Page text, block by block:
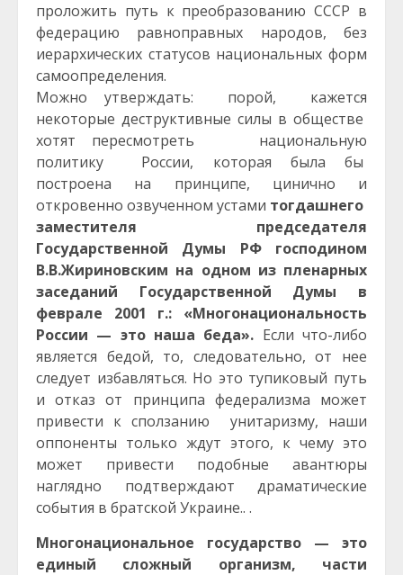
проложить путь к преобразованию СССР в
федерацию равноправных народов, без
иерархических статусов национальных форм
самоопределения.
Можно утверждать: порой, кажется
некоторые деструктивные силы в обществе
хотят пересмотреть национальную
политику России, которая была бы
построена на принципе, цинично и
откровенно озвученном устами тогдашнего
заместителя председателя
Государственной Думы РФ господином
В.В.Жириновским на одном из пленарных
заседаний Государственной Думы в
феврале 2001 г.: «Многонациональность
России — это наша беда». Если что-либо
является бедой, то, следовательно, от нее
следует избавляться. Но это тупиковый путь
и отказ от принципа федерализма может
привести к сползанию унитаризму, наши
оппоненты только ждут этого, к чему это
может привести подобные авантюры
наглядно подтверждают драматические
события в братской Украине.. .
Многонациональное государство — это
единый сложный организм, части